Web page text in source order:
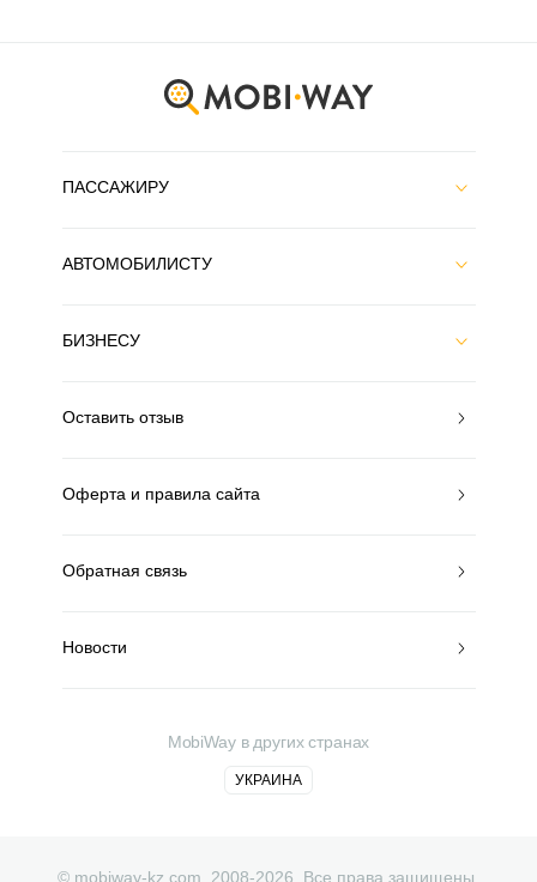
ПАССАЖИРУ
АВТОМОБИЛИСТУ
БИЗНЕСУ
Оставить отзыв
Оферта и правила сайта
Обратная связь
Новости
MobiWay в других странах
УКРАИНА
© mobiway-kz.com. 2008-2026. Все права защищены.